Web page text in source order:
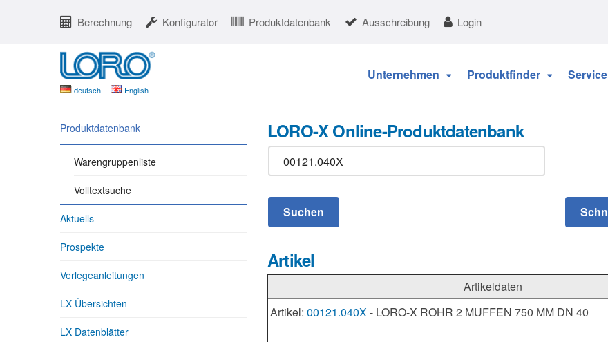
Berechnung Konfigurator Produktdatenbank Ausschreibung Login
deutsch English
Unternehmen Produktfinder Service
LORO-X Online-Produktdatenbank
Artikel
Artikeldaten
Artikel: 00121.040X- LORO-X ROHR 2 MUFFEN 750 MM DN 40
Produktdatenbank
Warengruppenliste
Volltextsuche
Aktuells
Prospekte
Verlegeanleitungen
LX Übersichten
LX Datenblätter